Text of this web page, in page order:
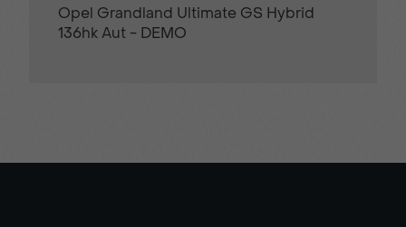
Opel Grandland Ultimate GS Hybrid
136hk Aut - DEMO